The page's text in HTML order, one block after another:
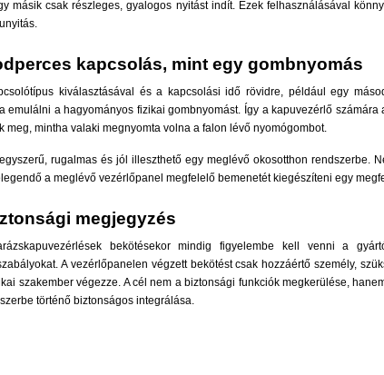
másik csak részleges, gyalogos nyitást indít. Ezek felhasználásával
kapcsolás, mint egy gombnyomás
kiválasztásával és a kapcsolási idő rövidre, például egy
emulálni a hagyományos fizikai gombnyomást. Így a kapuvezérlő számára
meg, mintha valaki megnyomta volna a falon lévő nyomógombot.
rugalmas és jól illeszthető egy meglévő okosotthon rendszerbe.
a meglévő vezérlőpanel megfelelő bemenetét kiegészíteni egy
megjegyzés
bekötésekor mindig figyelembe kell venni a
A vezérlőpanelen végzett bekötést csak hozzáértő személy,
szakember végezze. A cél nem a biztonsági funkciók megkerülése,
történő biztonságos integrálása.